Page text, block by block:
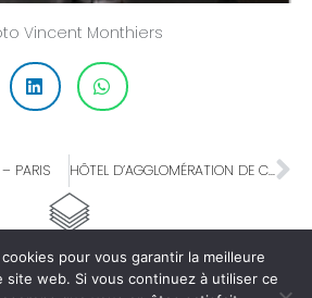
Vincent Monthiers
PARIS HÔTEL D’AGGLOMÉRATION DE CERGY-PONTOISE / ÉNERGIES-OUEST
pour vous garantir la meilleure
site web. Si vous continuez à utiliser ce